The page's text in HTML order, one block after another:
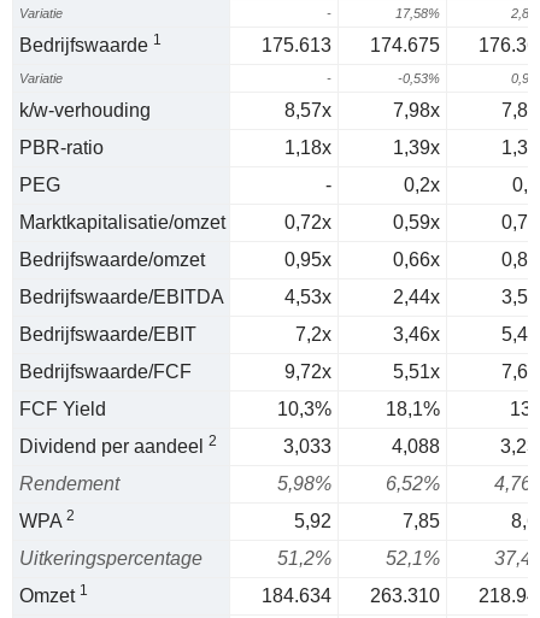
Variatie - 17,58%
Bedrijfswaarde 1 175.613 174.675
Variatie - -0,53%
k/w-verhouding 8,57x 7,98x
PBR-ratio
1,18x 1,39x
PEG
- 0,2x
Marktkapitalisatie/omzet
0,72x 0,59x
Bedrijfswaarde/omzet
0,95x 0,66x
Bedrijfswaarde/EBITDA
4,53x 2,44x
Bedrijfswaarde/EBIT
7,2x 3,46x
Bedrijfswaarde/FCF
9,72x 5,51x
FCF Yield
10,3% 18,1%
Dividend per aandeel 2 3,033 4,088
Rendement
5,98% 6,52%
WPA 2 5,92 7,85
Uitkeringspercentage
51,2% 52,1%
Omzet 1 184.634 263.310